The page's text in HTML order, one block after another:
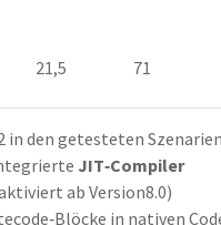
21,5 71
in den getesteten
JIT‑Compiler
ab Version8.0)
in nativen